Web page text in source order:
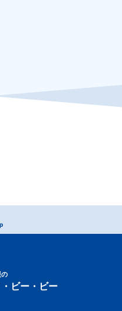
ビー・ビー